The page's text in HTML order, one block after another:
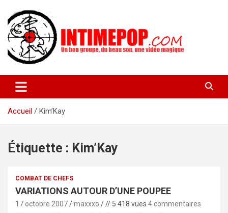
contenu
intimepop.com
actuelles pop rock, post-rock, indé sur Lyon. rock pop concert
lyon
Accueil
Kim’Kay
Étiquette : Kim’Kay
COMBAT DE CHEFS
VARIATIONS AUTOUR D’UNE POUPEE
17 octobre 2007 maxxxo // 5 418 vues 4 commentaires